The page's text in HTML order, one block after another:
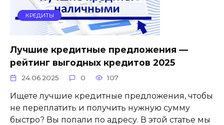
КРЕДИТЫ
Лучшие кредитные предложения —
рейтинг выгодных кредитов 2025
24.06.2025 0 107
Ищете лучшие кредитные предложения, чтобы
не переплатить и получить нужную сумму
быстро? Вы попали по адресу. В этой статье мы